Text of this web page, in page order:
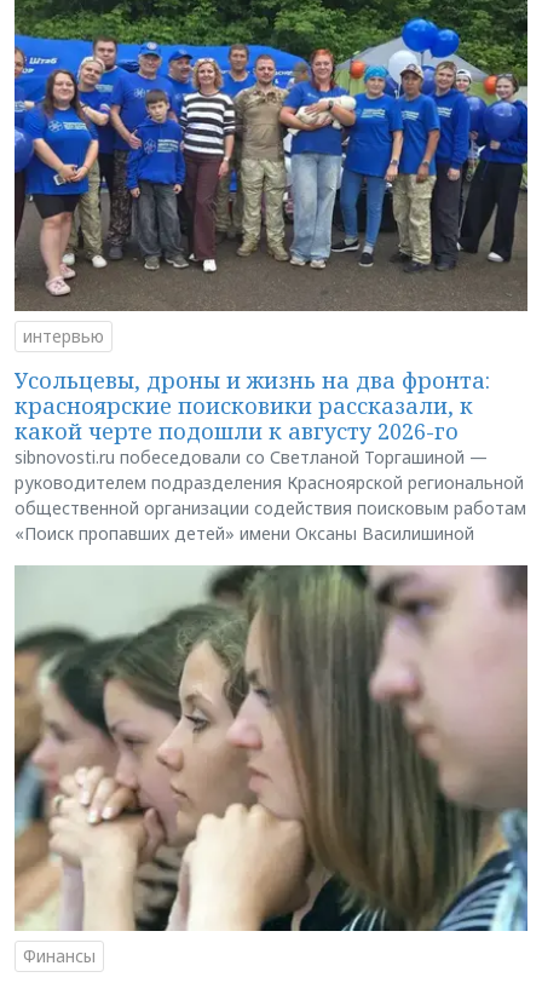
интервью
Усольцевы, дроны и жизнь на два фронта:
красноярские поисковики рассказали, к
какой черте подошли к августу 2026-го
sibnovosti.ru побеседовали со Светланой Торгашиной —
руководителем подразделения Красноярской региональной
общественной организации содействия поисковым работам
«Поиск пропавших детей» имени Оксаны Василишиной
Финансы